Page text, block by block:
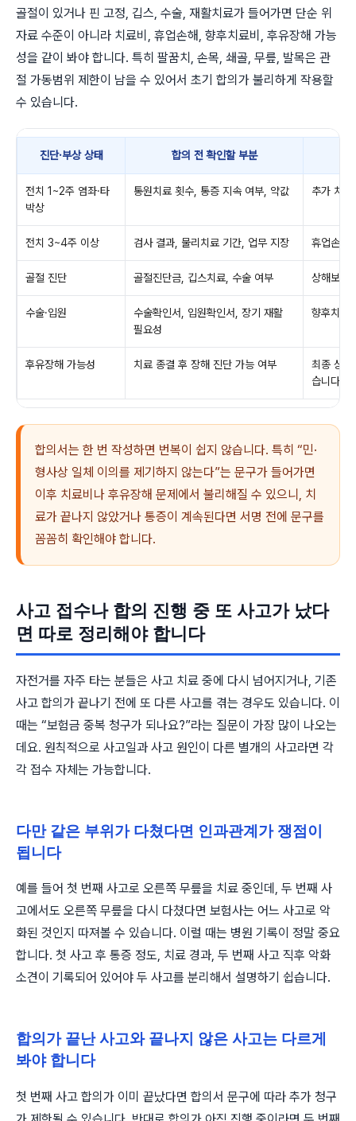
골절이 있거나 핀 고정, 깁스, 수술, 재활치료가 들어가면 단순 위
자료 수준이 아니라 치료비, 휴업손해, 향후치료비, 후유장해 가능
성을 같이 봐야 합니다. 특히 팔꿈치, 손목, 쇄골, 무릎, 발목은 관
절 가동범위 제한이 남을 수 있어서 초기 합의가 불리하게 작용할
수 있습니다.
진단·부상 상태 합의 전 확인할 부분
전치 1~2주 염좌·타
박상
통원치료 횟수, 통증 지속 여부, 약값 추가 치
전치 3~4주 이상 검사 결과, 물리치료 기간, 업무 지장 휴업손해
골절 진단 골절진단금, 깁스치료, 수술 여부 상해보험
수술·입원
수술확인서, 입원확인서, 장기 재활
필요성
향후치료
후유장해 가능성 치료 종결 후 장해 진단 가능 여부
최종 상태
습니다.
합의서는 한 번 작성하면 번복이 쉽지 않습니다. 특히 “민·
형사상 일체 이의를 제기하지 않는다”는 문구가 들어가면
이후 치료비나 후유장해 문제에서 불리해질 수 있으니, 치
료가 끝나지 않았거나 통증이 계속된다면 서명 전에 문구를
꼼꼼히 확인해야 합니다.
사고 접수나 합의 진행 중 또 사고가 났다
면 따로 정리해야 합니다
자전거를 자주 타는 분들은 사고 치료 중에 다시 넘어지거나, 기존
사고 합의가 끝나기 전에 또 다른 사고를 겪는 경우도 있습니다. 이
때는 “보험금 중복 청구가 되나요?”라는 질문이 가장 많이 나오는
데요. 원칙적으로 사고일과 사고 원인이 다른 별개의 사고라면 각
각 접수 자체는 가능합니다.
다만 같은 부위가 다쳤다면 인과관계가 쟁점이
됩니다
예를 들어 첫 번째 사고로 오른쪽 무릎을 치료 중인데, 두 번째 사
고에서도 오른쪽 무릎을 다시 다쳤다면 보험사는 어느 사고로 악
화된 것인지 따져볼 수 있습니다. 이럴 때는 병원 기록이 정말 중요
합니다. 첫 사고 후 통증 정도, 치료 경과, 두 번째 사고 직후 악화
소견이 기록되어 있어야 두 사고를 분리해서 설명하기 쉽습니다.
합의가 끝난 사고와 끝나지 않은 사고는 다르게
봐야 합니다
첫 번째 사고 합의가 이미 끝났다면 합의서 문구에 따라 추가 청구